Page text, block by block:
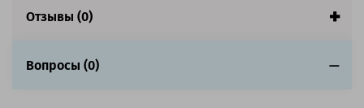
Отзывы (0)
Вопросы (0)